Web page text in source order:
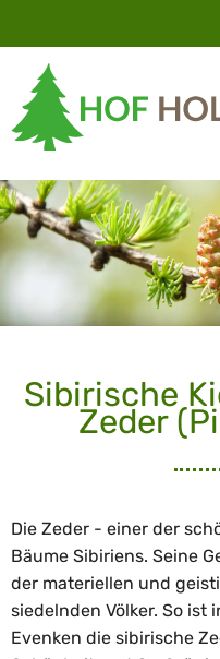
Sibirische
Zeder
Die Zeder - einer der
Bäume Sibiriens. Seine
der materiellen und
siedelnden Völker. So ist
Evenken die sibirische